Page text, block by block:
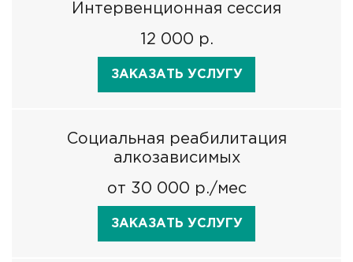
Интервенционная сессия
12 000 р.
ЗАКАЗАТЬ УСЛУГУ
Социальная реабилитация
алкозависимых
от 30 000 р./мес
ЗАКАЗАТЬ УСЛУГУ